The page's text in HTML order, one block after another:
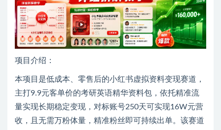
项目介绍：
本项目是低成本、零售后的小红书虚拟资料变现赛道，
主打9.9元客单价的考研英语精华资料包，依托精准流
量实现长期稳定变现，对标账号250天可实现16W元营
收，且无需万粉体量，精准粉丝即可持续出单。该赛道